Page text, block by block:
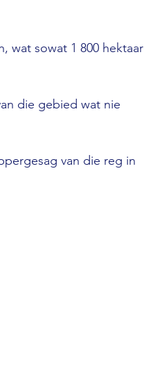
wat sowat 1 800 hektaar
die gebied wat nie
van die reg in